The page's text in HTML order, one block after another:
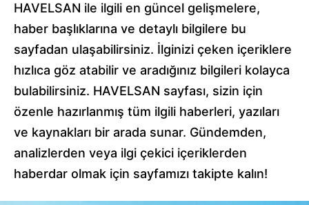
HAVELSAN ile ilgili en güncel gelişmelere,
haber başlıklarına ve detaylı bilgilere bu
sayfadan ulaşabilirsiniz. İlginizi çeken içeriklere
hızlıca göz atabilir ve aradığınız bilgileri kolayca
bulabilirsiniz. HAVELSAN sayfası, sizin için
özenle hazırlanmış tüm ilgili haberleri, yazıları
ve kaynakları bir arada sunar. Gündemden,
analizlerden veya ilgi çekici içeriklerden
haberdar olmak için sayfamızı takipte kalın!